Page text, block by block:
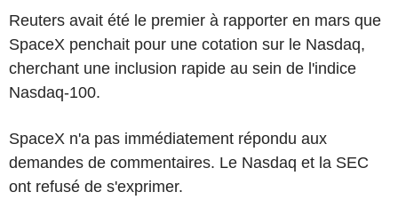
Reuters avait été le premier à rapporter en mars que
SpaceX penchait pour une cotation sur le Nasdaq,
cherchant une inclusion rapide au sein de l'indice
Nasdaq-100.
SpaceX n'a pas immédiatement répondu aux
demandes de commentaires. Le Nasdaq et la SEC
ont refusé de s'exprimer.